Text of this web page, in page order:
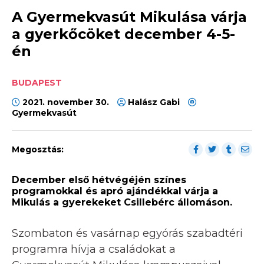
A Gyermekvasút Mikulása várja
a gyerkőcöket december 4-5-
én
BUDAPEST
2021. november 30.
Halász Gabi
Gyermekvasút
Megosztás:
December első hétvégéjén színes
programokkal és apró ajándékkal várja a
Mikulás a gyerekeket Csillebérc állomáson.
Szombaton és vasárnap egyórás szabadtéri
programra hívja a családokat a